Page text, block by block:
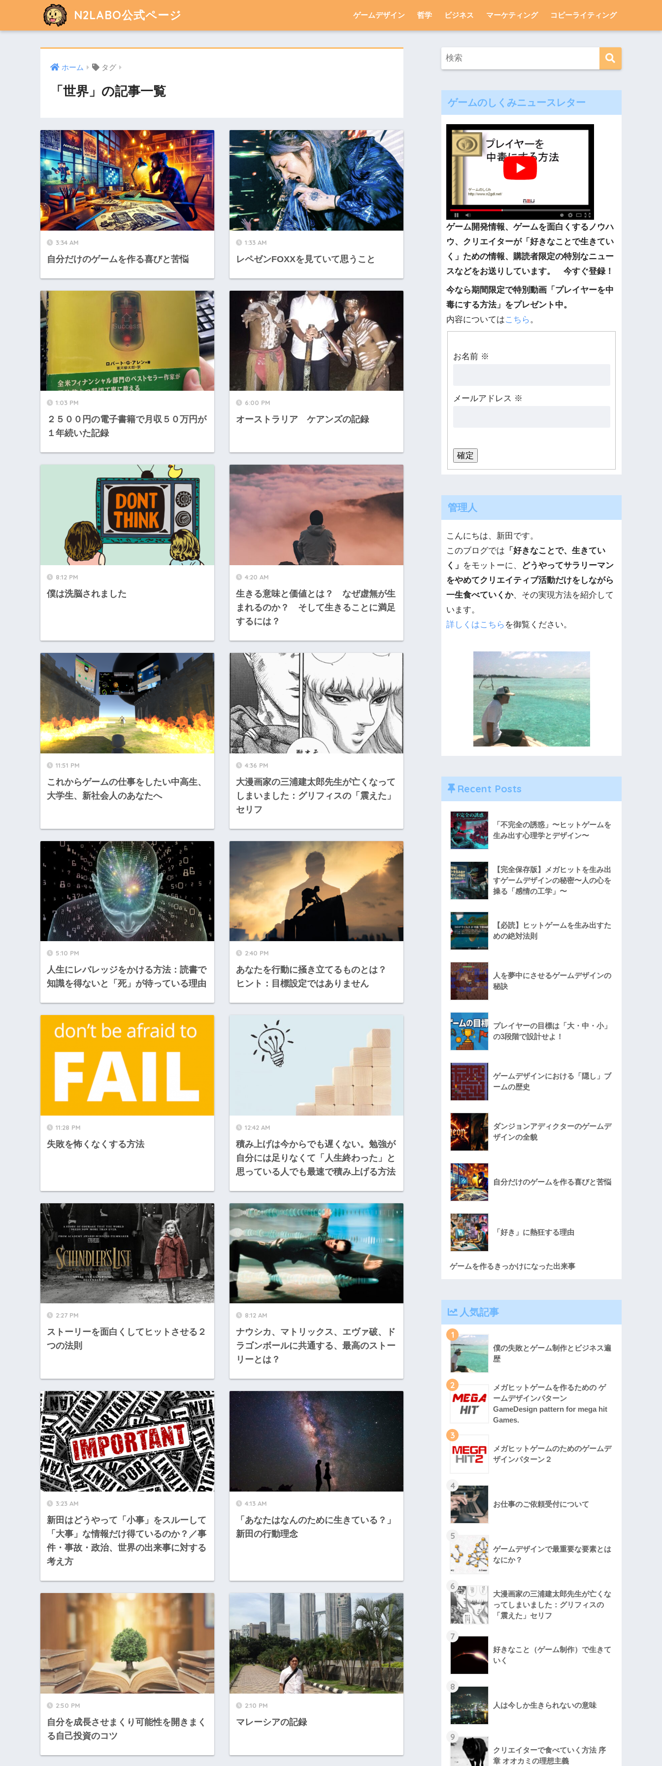
N2LABO公式ページ ゲームデザイン 哲学 ビジネス マーケティング コピーライティング
ホーム タグ
「世界」の記事一覧
3:34 AM
自分だけのゲームを作る喜びと苦悩
1:33 AM
レペゼンFOXXを見ていて思うこと
1:03 PM
２５００円の電子書籍で月収５０万円が
１年続いた記録
6:00 PM
オーストラリア ケアンズの記録
8:12 PM
僕は洗脳されました
4:20 AM
生きる意味と価値とは？ なぜ虚無が生
まれるのか？ そして生きることに満足
するには？
11:51 PM
これからゲームの仕事をしたい中高生、
大学生、新社会人のあなたへ
4:36 PM
大漫画家の三浦建太郎先生が亡くなって
しまいました：グリフィスの「震えた」
セリフ
5:10 PM
人生にレバレッジをかける方法：読書で
知識を得ないと「死」が待っている理由
2:40 PM
あなたを行動に掻き立てるものとは？
ヒント：目標設定ではありません
11:28 PM
失敗を怖くなくする方法
12:42 AM
積み上げは今からでも遅くない。勉強が
自分には足りなくて「人生終わった」と
思っている人でも最速で積み上げる方法
2:27 PM
ストーリーを面白くしてヒットさせる２
つの法則
8:12 AM
ナウシカ、マトリックス、エヴァ破、ド
ラゴンボールに共通する、最高のストー
リーとは？
3:23 AM
新田はどうやって「小事」をスルーして
「大事」な情報だけ得ているのか？／事
件・事故・政治、世界の出来事に対する
考え方
4:13 AM
「あなたはなんのために生きている？」
新田の行動理念
2:50 PM
自分を成長させまくり可能性を開きまく
る自己投資のコツ
2:10 PM
マレーシアの記録
ゲームのしくみニュースレター
ゲーム開発情報、ゲームを面白くするノウハ
ウ、クリエイターが「好きなことで生きてい
く」ための情報、購読者限定の特別なニュー
スなどをお送りしています。 今すぐ登録！
今なら期間限定で特別動画「プレイヤーを中
毒にする方法」をプレゼント中。
内容についてはこちら。
お名前 ※
メールアドレス ※
管理人
こんにちは、新田です。
このブログでは 「好きなことで、生きてい
く」 をモットーに、 どうやってサラリーマン
をやめてクリエイティブ活動だけをしながら
一生食べていくか、その実現方法を紹介して
います。
詳しくはこちら を御覧ください。
Recent Posts
「不完全の誘惑」〜ヒットゲームを
生み出す心理学とデザイン〜
【完全保存版】メガヒットを生み出
すゲームデザインの秘密〜人の心を
操る「感情の工学」〜
【必読】ヒットゲームを生み出すた
めの絶対法則
人を夢中にさせるゲームデザインの
秘訣
プレイヤーの目標は「大・中・小」
の3段階で設計せよ！
ゲームデザインにおける「隠し」ブ
ームの歴史
ダンジョンアディクターのゲームデ
ザインの全貌
自分だけのゲームを作る喜びと苦悩
「好き」に熱狂する理由
ゲームを作るきっかけになった出来事
人気記事
1
僕の失敗とゲーム制作とビジネス遍
歴
2
メガヒットゲームを作るための ゲ
ームデザインパターン
GameDesign pattern for mega hit
Games.
3
メガヒットゲームのためのゲームデ
ザインパターン２
4
お仕事のご依頼受付について
5
ゲームデザインで最重要な要素とは
なにか？
6
大漫画家の三浦建太郎先生が亡くな
ってしまいました：グリフィスの
「震えた」セリフ
7
好きなこと（ゲーム制作）で生きて
いく
8
人は今しか生きられないの意味
9
クリエイターで食べていく方法 序
章 オオカミの理想主義